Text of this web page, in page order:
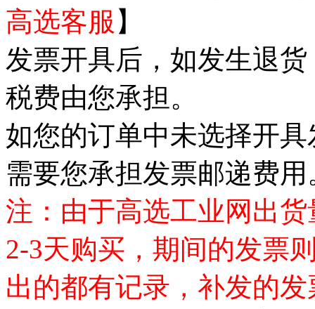
高选客服 】
发票开具后，如发生退
税费由您承担。
如您的订单中未选择开
需要您承担发票邮递费用
注：由于高选工业网出
2-3天购买，期间的发票
出的都有记录，补发的发